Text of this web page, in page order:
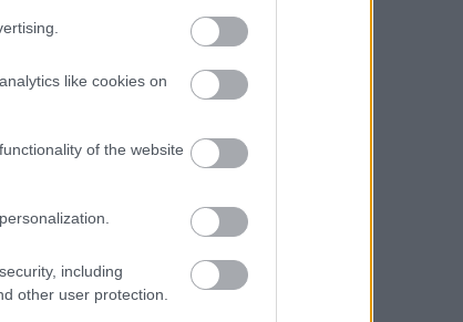
like cookies on
of the website
including
other user protection.